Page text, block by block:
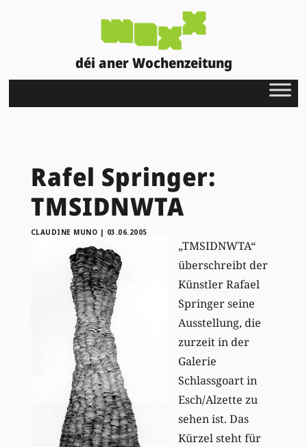
déi aner Wochenzeitung
Rafel Springer:
TMSIDNWTA
CLAUDINE MUNO | 03.06.2005
„TMSIDNWTA“
überschreibt der
Künstler Rafael
Springer seine
Ausstellung, die
zurzeit in der
Galerie
Schlassgoart in
Esch/Alzette zu
sehen ist. Das
Kürzel steht für